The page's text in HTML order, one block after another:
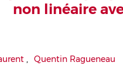
non linéaire
, Quentin Ragueneau